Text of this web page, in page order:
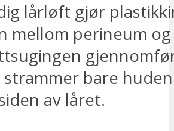
lårløft gjør
mellom perineum
bare
av låret.